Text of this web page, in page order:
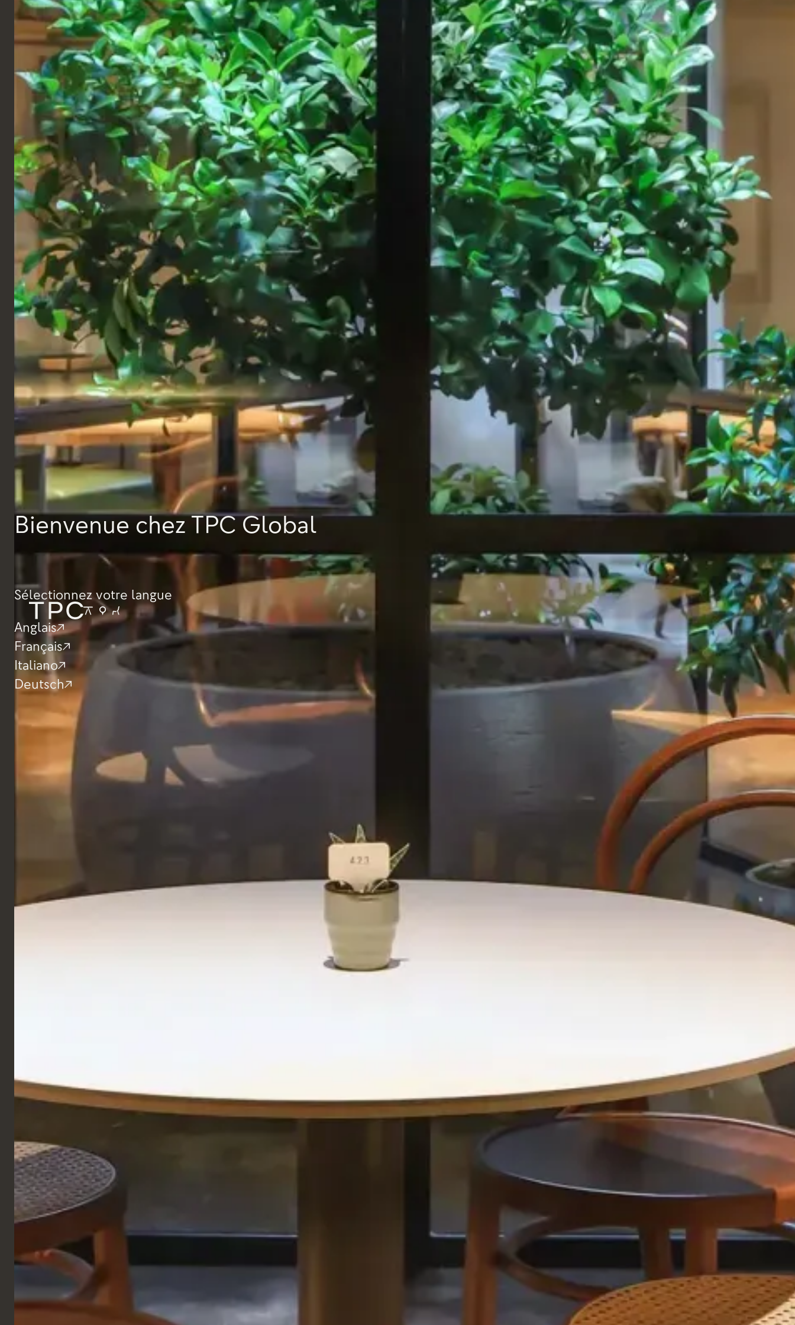
Bienvenue chez TPC Global
Sélectionnez votre langue
Anglais
Français
Italiano
Deutsch
Tabourets de bar
Tabouret bas Blackpool